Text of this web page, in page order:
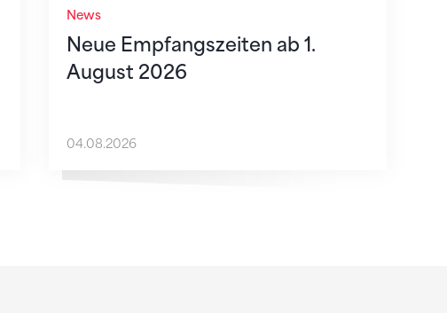
News
Neue Empfangszeiten ab 1.
August 2026
04.08.2026